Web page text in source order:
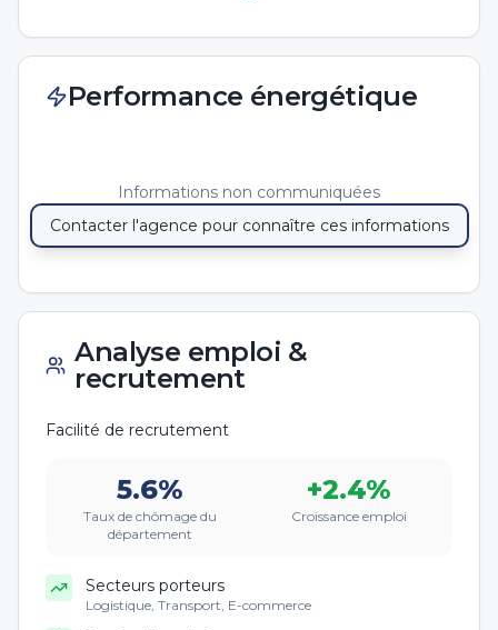
Performance énergétique
Informations non communiquées
Contacter l'agence pour connaître ces informations
Analyse emploi &
recrutement
Facilité de recrutement
5.6%
Taux de chômage du
département
+2.4%
Croissance emploi
Secteurs porteurs
Logistique, Transport, E-commerce